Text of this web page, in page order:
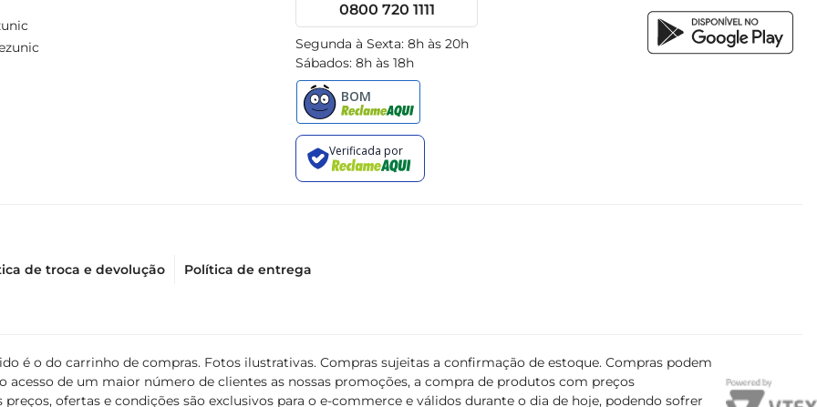
0800 720 1111
Segunda à Sexta: 8h às 20h
Sábados: 8h às 18h
de troca e devolução Política de entrega
é o do carrinho de compras. Fotos ilustrativas. Compras sujeitas a confirmação de estoque. Compras podem
acesso de um maior número de clientes as nossas promoções, a compra de produtos com preços
ofertas e condições são exclusivos para o e-commerce e válidos durante o dia de hoje, podendo sofrer